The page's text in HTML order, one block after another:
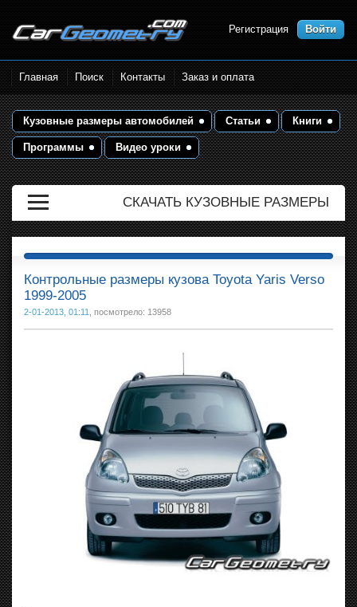
Размеры кузова автомобилей.
Контрольные точки и кузовные
размеры. Геометрия кузова
Регистрация Войти
Главная Поиск Контакты Заказ и оплата
Кузовные размеры автомобилей Статьи Книги
Программы Видео уроки
СКАЧАТЬ КУЗОВНЫЕ РАЗМЕРЫ
Контрольные размеры кузова Toyota Yaris Verso
1999-2005
2-01-2013, 01:11 , посмотрело: 13958